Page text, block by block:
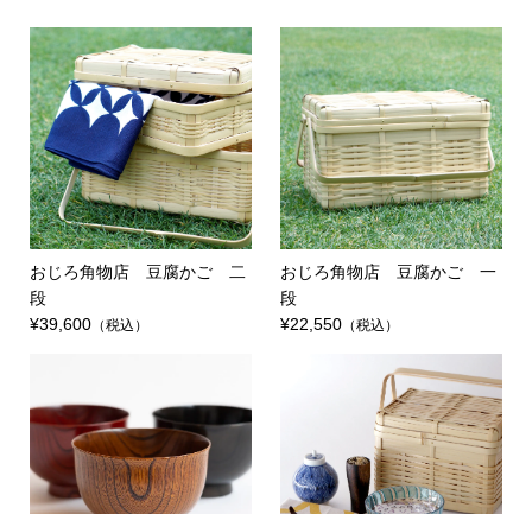
おじろ角物店 豆腐かご 二
段
¥39,600（税込）
おじろ角物店 豆腐かご 一
段
¥22,550 （税込）